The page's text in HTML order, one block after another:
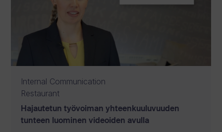
Internal Communication
Restaurant
Hajautetun työvoiman yhteenkuuluvuuden
tunteen luominen videoiden avulla